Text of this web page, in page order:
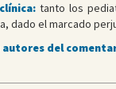
tanto los
dado el marcado
del